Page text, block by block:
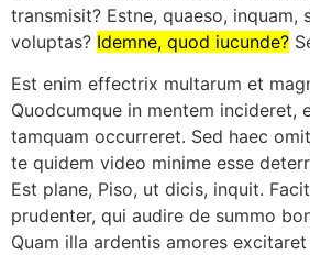
transmisit? Estne, quaeso, inquam,
voluptas? Idemne, quod iucunde?
Est enim effectrix multarum et
Quodcumque in mentem incideret,
tamquam occurreret. Sed haec
te quidem video minime esse
Est plane, Piso, ut dicis, inquit.
prudenter, qui audire de summo
Quam illa ardentis amores